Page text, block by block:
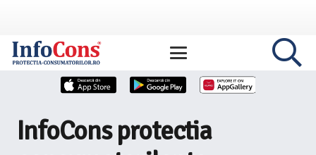
InfoCons protectia